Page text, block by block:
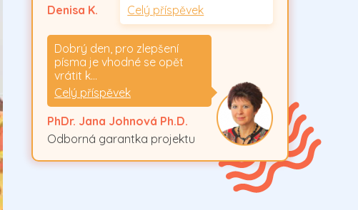
Denisa K.
Celý příspěvek
Dobrý den, pro zlepšení
písma je vhodné se opět
vrátit k…
Celý příspěvek
PhDr. Jana Johnová Ph.D.
Odborná garantka projektu